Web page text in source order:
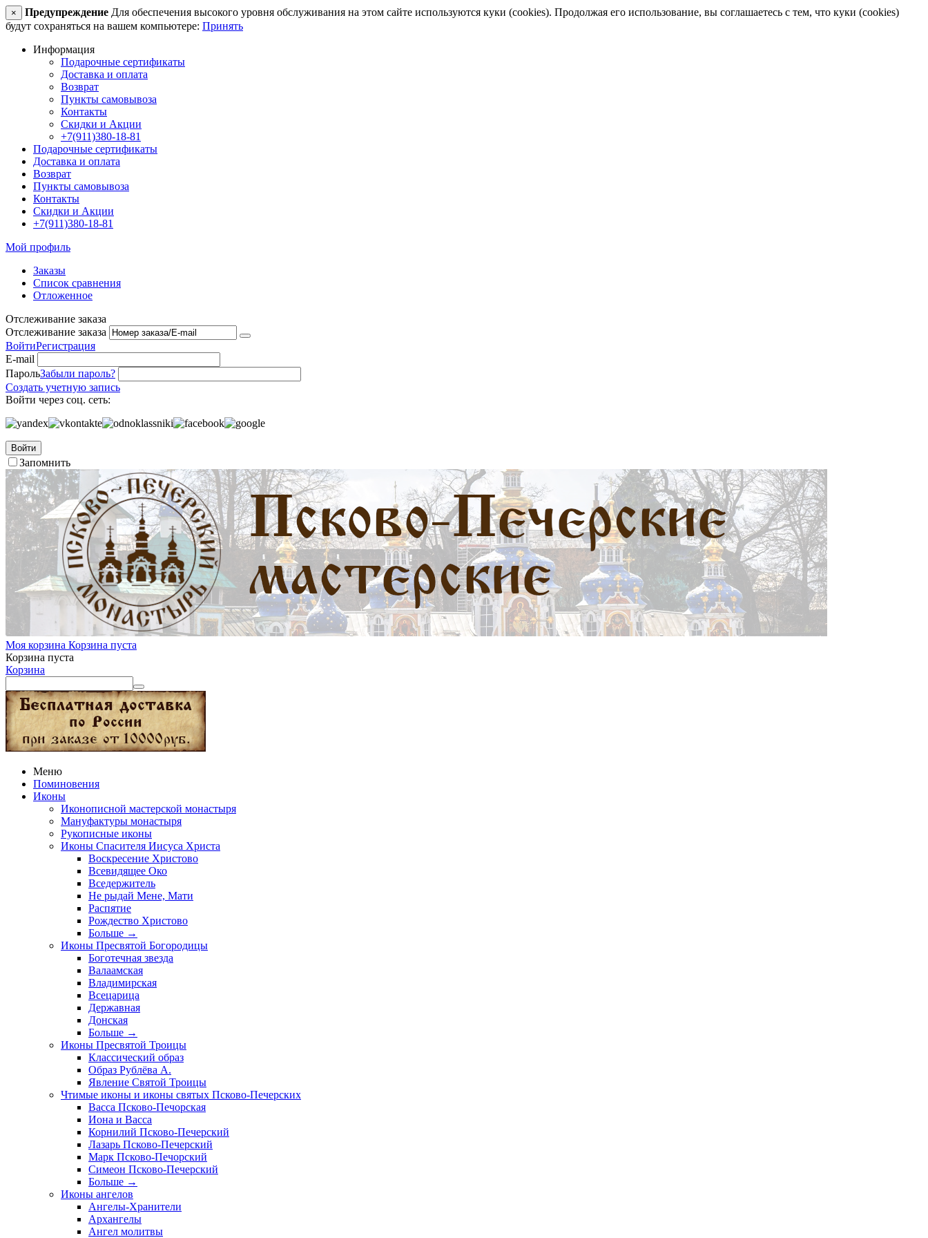
× Предупреждение Для обеспечения высокого уровня обслуживания на этом сайте используются куки (cookies). Продолжая его использование, вы соглашаетесь с тем, что куки (cookies)
будут сохраняться на вашем компьютере: Принять
Информация
Подарочные сертификаты
Доставка и оплата
Возврат
Пункты самовывоза
Контакты
Скидки и Акции
+7(911)380-18-81
Подарочные сертификаты
Доставка и оплата
Возврат
Пункты самовывоза
Контакты
Скидки и Акции
+7(911)380-18-81
Мой профиль
Заказы
Список сравнения
Отложенное
Отслеживание заказа
Отслеживание заказа
ВойтиРегистрация
E-mail
ПарольЗабыли пароль?
Создать учетную запись
Войти через соц. сеть:
Войти
Запомнить
Моя корзина Корзина пуста
Корзина пуста
Корзина
Меню
Поминовения
Иконы
Иконописной мастерской монастыря
Мануфактуры монастыря
Рукописные иконы
Иконы Спасителя Иисуса Христа
Воскресение Христово
Всевидящее Око
Вседержитель
Не рыдай Мене, Мати
Распятие
Рождество Христово
Больше →
Иконы Пресвятой Богородицы
Боготечная звезда
Валаамская
Владимирская
Всецарица
Державная
Донская
Больше →
Иконы Пресвятой Троицы
Классический образ
Образ Рублёва А.
Явление Святой Троицы
Чтимые иконы и иконы святых Псково-Печерских
Васса Псково-Печорская
Иона и Васса
Корнилий Псково-Печерский
Лазарь Псково-Печерский
Марк Псково-Печорский
Симеон Псково-Печерский
Больше →
Иконы ангелов
Ангелы-Хранители
Архангелы
Ангел молитвы